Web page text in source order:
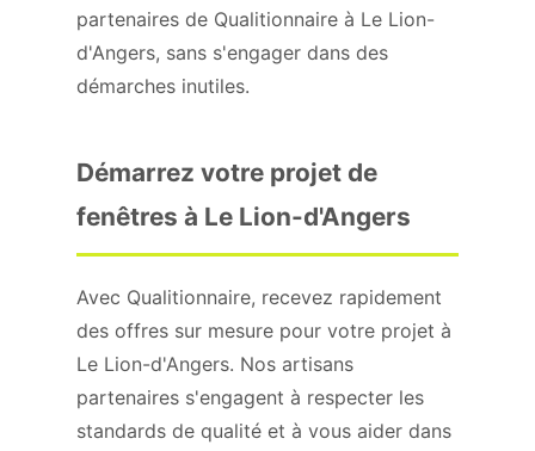
partenaires de Qualitionnaire à Le Lion-
d'Angers, sans s'engager dans des
démarches inutiles.
Démarrez votre projet de
fenêtres à Le Lion-d'Angers
Avec Qualitionnaire, recevez rapidement
des offres sur mesure pour votre projet à
Le Lion-d'Angers. Nos artisans
partenaires s'engagent à respecter les
standards de qualité et à vous aider dans